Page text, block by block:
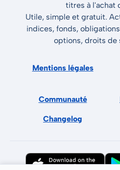
titres à l'achat
Utile, simple et gratuit.
indices, fonds,
options, droits de
Mentions légales
Communauté
Changelog